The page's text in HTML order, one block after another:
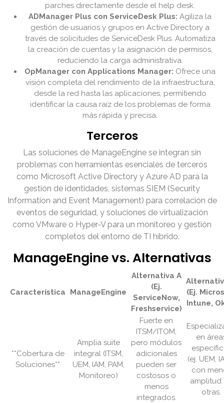
parches directamente desde el help desk.
ADManager Plus con ServiceDesk Plus: Agiliza la
gestión de usuarios y grupos en Active Directory a
través de solicitudes de ServiceDesk Plus. Automatiza
la creación de cuentas y la asignación de permisos,
reduciendo la carga administrativa.
OpManager con Applications Manager: Ofrece una
visión completa del rendimiento de la infraestructura,
desde la red hasta las aplicaciones, permitiendo
identificar la causa raíz de los problemas de forma
más rápida y precisa.
Terceros
Las soluciones de ManageEngine se integran sin
problemas con herramientas esenciales de terceros
como Microsoft Active Directory y Azure AD para la
gestión de identidades, sistemas SIEM (Security
Information and Event Management) para correlación de
eventos de seguridad, y soluciones de virtualización
como VMware o Hyper-V para un monitoreo y gestión
completos del entorno de TI híbrido.
ManageEngine vs. Alternativas
Característica ManageEngine
Alternativa A
(Ej.
ServiceNow,
Freshservice)
(Ej.
Intune,
**Cobertura de
Soluciones**
Amplia suite
integral (ITSM,
UEM, IAM, PAM,
Monitoreo)
Fuerte en
ITSM/ITOM,
pero módulos
adicionales
pueden ser
costosos o
menos
integrados.
en
(ej. UEM,
con
amplitud
otras.